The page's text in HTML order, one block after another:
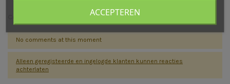
No comments at this moment
Alleen geregisteerde en ingelogde klanten kunnen reacties
achterlaten
ACCEPTEREN